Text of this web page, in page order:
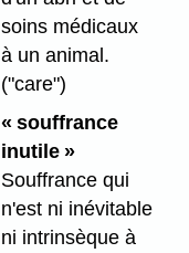
soins médicaux
à un animal.
("care")
« souffrance
inutile »
Souffrance qui
n'est ni inévitable
ni intrinsèque à